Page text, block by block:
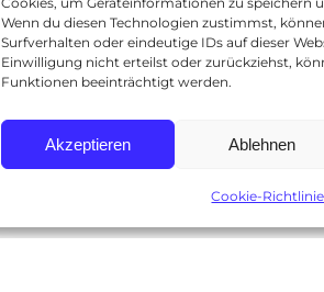
Wenn du diesen Technologien zustimmst,
Surfverhalten oder eindeutige IDs auf dieser
Einwilligung nicht erteilst oder zurückziehst,
Funktionen beeinträchtigt werden.
Akzeptieren Ablehnen
Cookie-Richtlinie